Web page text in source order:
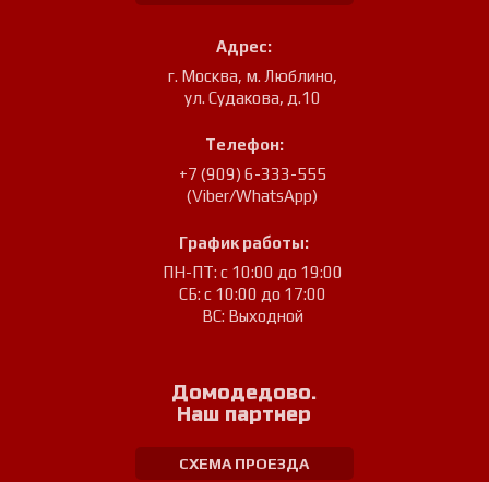
Адрес:
г. Москва, м. Люблино,
ул. Судакова, д.10
Телефон:
+7 (909) 6-333-555
(Viber/WhatsApp)
График работы:
ПН-ПТ: с 10:00 до 19:00
СБ: с 10:00 до 17:00
ВС: Выходной
Домодедово.
Наш партнер
СХЕМА ПРОЕЗДА